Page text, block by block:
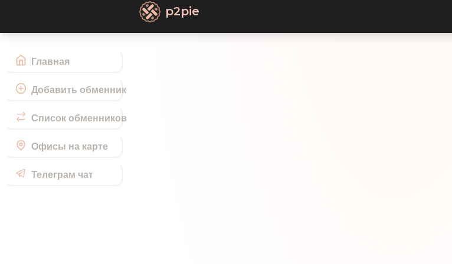
Главная
Добавить обменник
Список обменников
Офисы на карте
Телеграм чат
p2pie